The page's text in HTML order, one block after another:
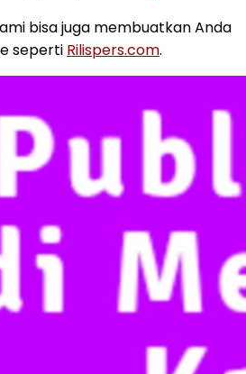
bisa juga membuatkan Anda
seperti Rilispers.com.